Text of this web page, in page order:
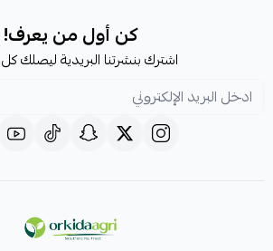
كن أول من يعرف!
اشترك بنشرتنا البريدية ليصلك